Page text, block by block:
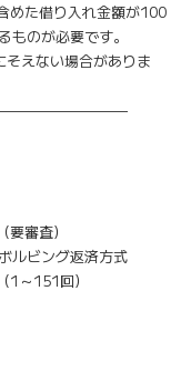
めた借り入れ金額が100
のが必要です。
えない場合がありま
審査）
ルビング返済方式
～151回）